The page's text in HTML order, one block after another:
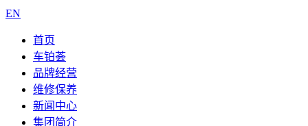
EN
首页
车铂荟
品牌经营
维修保养
新闻中心
集团简介